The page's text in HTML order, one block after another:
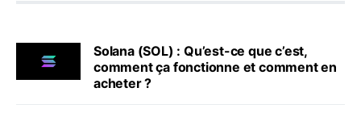
Solana (SOL) : Qu’est-ce que c’est,
comment ça fonctionne et comment en
acheter ?